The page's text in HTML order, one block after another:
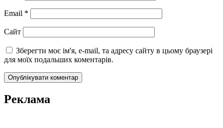
Email *
Сайт
Зберегти моє ім'я, e-mail, та адресу сайту в цьому браузері
для моїх подальших коментарів.
Реклама